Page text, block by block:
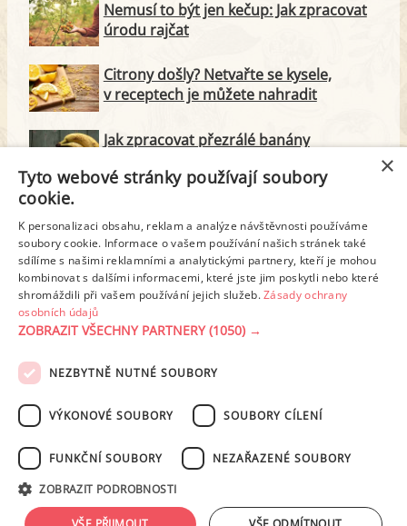
Nemusí to být jen kečup: Jak zpracovat
úrodu rajčat
Citrony došly? Netvařte se kysele,
v receptech je můžete nahradit
Jak zpracovat přezrálé banány
Vyzkoušejte tajemství šéfkuchařů: Jak
připravit nejchutnější strouhaný kokos
PODMÍNKY UŽITÍ ZÁSADY OCHRANY OSOBNÍCH ÚDAJŮ
NASTAVENÍ COOKIES
tohoto serveru je bez písemného souhlasu provozovatele zakázáno.
Design: Eva Roverová
×
Tyto webové stránky používají soubory
cookie.
K personalizaci obsahu, reklam a analýze návštěvnosti používáme
soubory cookie. Informace o vašem používání našich stránek také
sdílíme s našimi reklamními a analytickými partnery, kteří je mohou
kombinovat s dalšími informacemi, které jste jim poskytli nebo které
shromáždili při vašem používání jejich služeb.Zásady ochrany
osobních údajů
ZOBRAZIT VŠECHNY PARTNERY(1050) →
NEZBYTNĚ NUTNÉ SOUBORY
VÝKONOVÉ SOUBORY SOUBORY CÍLENÍ
FUNKČNÍ SOUBORY NEZAŘAZENÉ SOUBORY
ZOBRAZIT PODROBNOSTI